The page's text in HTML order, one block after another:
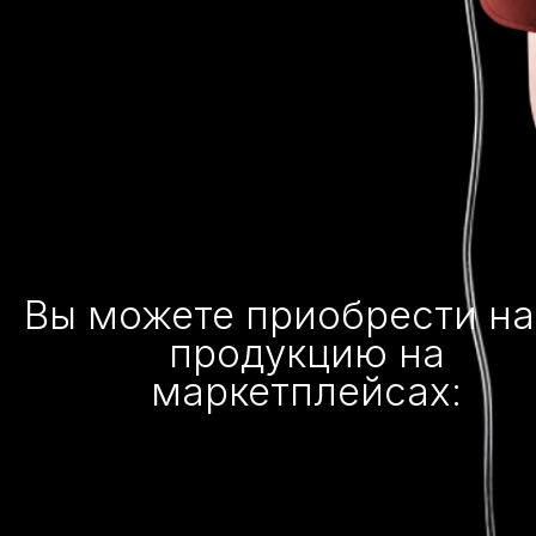
Вы можете приобрести
продукцию на
маркетплейсах: